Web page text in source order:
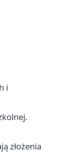
i
złożenia